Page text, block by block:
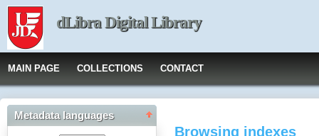
dLibra Digital Library
MAIN PAGE COLLECTIONS CONTACT
Metadata languages
Browsing indexes